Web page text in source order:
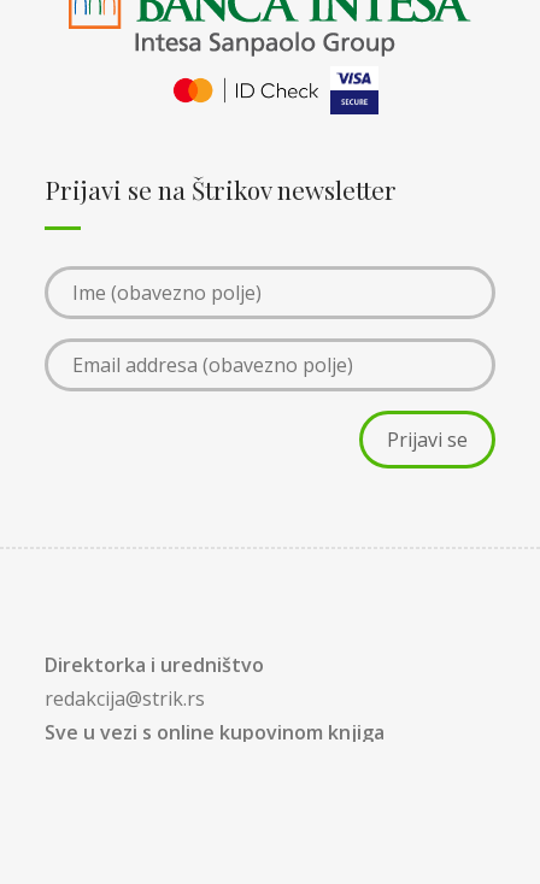
Prijavi se na Štrikov newsletter
Direktorka i uredništvo
redakcija@strik.rs
Sve u vezi s online kupovinom knjiga